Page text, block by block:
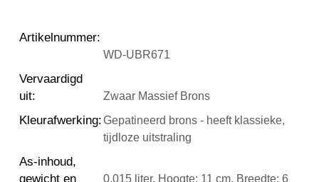
Artikelnummer:
WD-UBR671
Vervaardigd
uit: Zwaar Massief Brons
Kleurafwerking:Gepatineerd brons - heeft klassieke,
tijdloze uitstraling
As-inhoud,
gewicht en
0.015 liter, Hoogte: 11 cm. Breedte: 6